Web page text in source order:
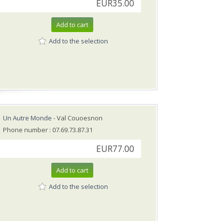
EUR35.00
Add to cart
Add to the selection
Un Autre Monde - Val Couoesnon
Phone number : 07.69.73.87.31
EUR77.00
Add to cart
Add to the selection